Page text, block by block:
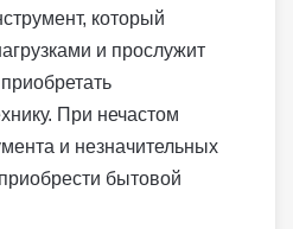
который
и прослужит
При нечастом
и незначительных
бытовой